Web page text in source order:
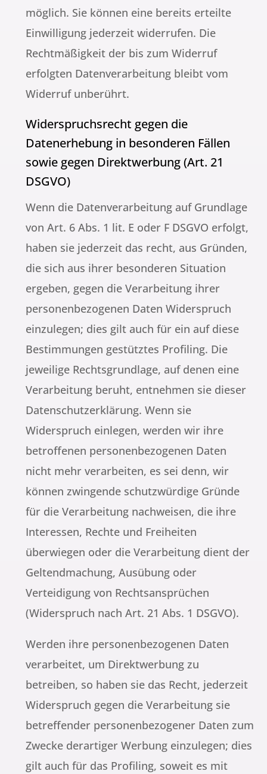
möglich. Sie können eine bereits erteilte
Einwilligung jederzeit widerrufen. Die
Rechtmäßigkeit der bis zum Widerruf
erfolgten Datenverarbeitung bleibt vom
Widerruf unberührt.
Widerspruchsrecht gegen die
Datenerhebung in besonderen Fällen
sowie gegen Direktwerbung (Art. 21
DSGVO)
Wenn die Datenverarbeitung auf Grundlage
von Art. 6 Abs. 1 lit. E oder F DSGVO erfolgt,
haben sie jederzeit das recht, aus Gründen,
die sich aus ihrer besonderen Situation
ergeben, gegen die Verarbeitung ihrer
personenbezogenen Daten Widerspruch
einzulegen; dies gilt auch für ein auf diese
Bestimmungen gestütztes Profiling. Die
jeweilige Rechtsgrundlage, auf denen eine
Verarbeitung beruht, entnehmen sie dieser
Datenschutzerklärung. Wenn sie
Widerspruch einlegen, werden wir ihre
betroffenen personenbezogenen Daten
nicht mehr verarbeiten, es sei denn, wir
können zwingende schutzwürdige Gründe
für die Verarbeitung nachweisen, die ihre
Interessen, Rechte und Freiheiten
überwiegen oder die Verarbeitung dient der
Geltendmachung, Ausübung oder
Verteidigung von Rechtsansprüchen
(Widerspruch nach Art. 21 Abs. 1 DSGVO).
Werden ihre personenbezogenen Daten
verarbeitet, um Direktwerbung zu
betreiben, so haben sie das Recht, jederzeit
Widerspruch gegen die Verarbeitung sie
betreffender personenbezogener Daten zum
Zwecke derartiger Werbung einzulegen; dies
gilt auch für das Profiling, soweit es mit